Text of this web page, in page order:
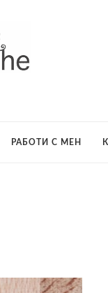
РАБОТИ С МЕН